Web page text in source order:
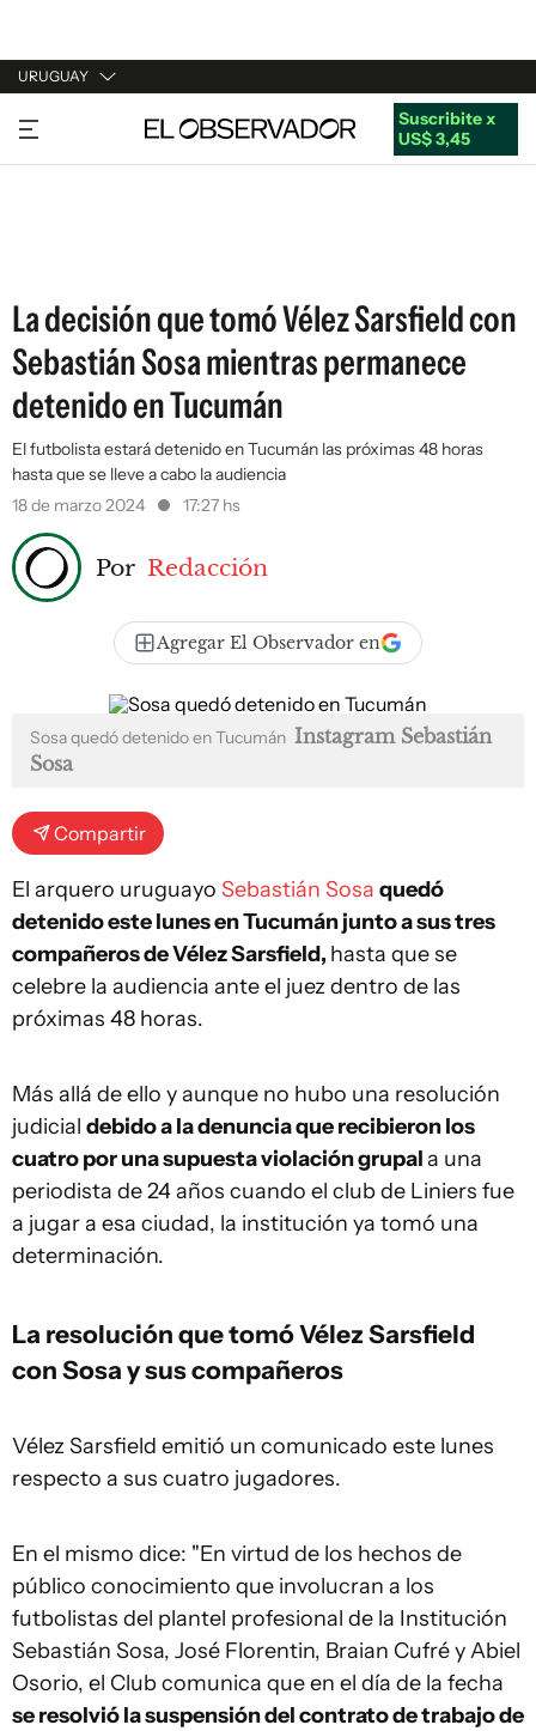
URUGUAY
URUGUAY
ARGENTINA
Suscribite x
US$ 3,45
La decisión que tomó Vélez Sarsfield con
Sebastián Sosa mientras permanece
detenido en Tucumán
El futbolista estará detenido en Tucumán las próximas 48 horas
hasta que se lleve a cabo la audiencia
18 de marzo 2024
17:27 hs
Por Redacción
Agregar El Observador en
Sosa quedó detenido en Tucumán Instagram Sebastián
Sosa
Compartir
El arquero uruguayo Sebastián Sosa quedó
detenido este lunes en Tucumán junto a sus tres
compañeros de Vélez Sarsfield, hasta que se
celebre la audiencia ante el juez dentro de las
próximas 48 horas.
Más allá de ello y aunque no hubo una resolución
judicial debido a la denuncia que recibieron los
cuatro por una supuesta violación grupala una
periodista de 24 años cuando el club de Liniers fue
a jugar a esa ciudad, la institución ya tomó una
determinación.
La resolución que tomó Vélez Sarsfield
con Sosa y sus compañeros
Vélez Sarsfield emitió un comunicado este lunes
respecto a sus cuatro jugadores.
En el mismo dice: "En virtud de los hechos de
público conocimiento que involucran a los
futbolistas del plantel profesional de la Institución
Sebastián Sosa, José Florentin, Braian Cufré y Abiel
Osorio, el Club comunica que en el día de la fecha
se resolvió la suspensión del contrato de trabajo de